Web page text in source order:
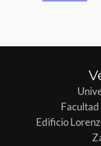
Facultad
Edificio